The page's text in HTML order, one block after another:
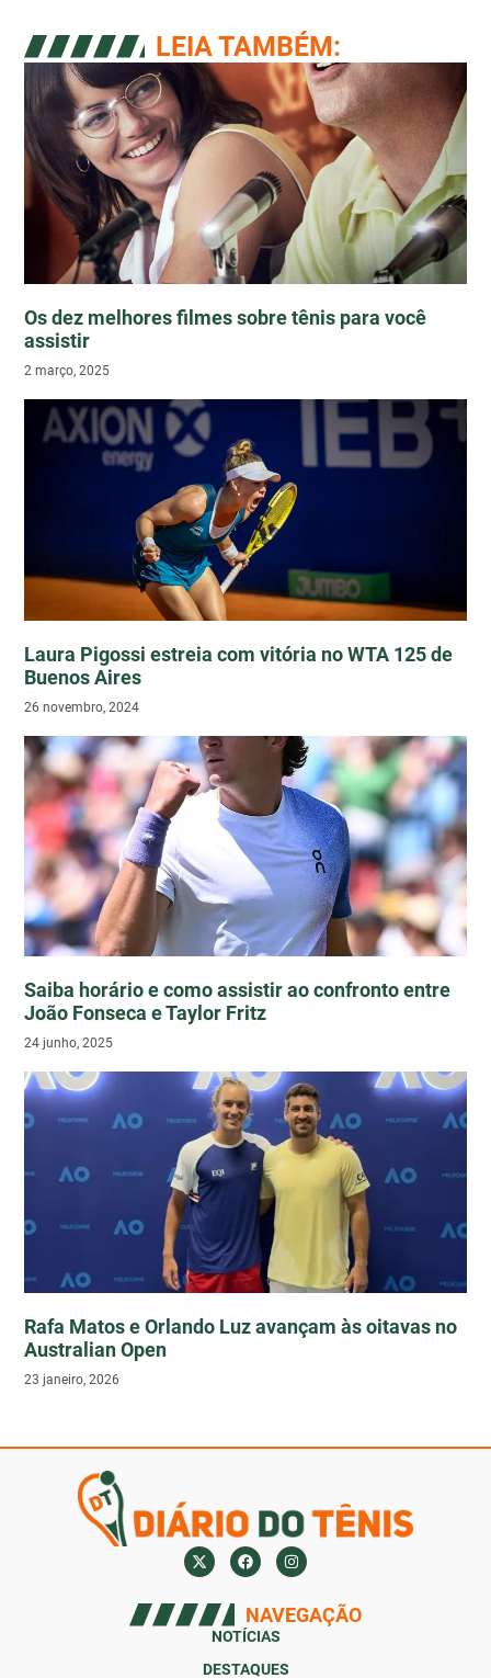
LEIA TAMBÉM:
Os dez melhores filmes sobre tênis para você
assistir
2 março, 2025
Laura Pigossi estreia com vitória no WTA 125 de
Buenos Aires
26 novembro, 2024
Saiba horário e como assistir ao confronto entre
João Fonseca e Taylor Fritz
24 junho, 2025
Rafa Matos e Orlando Luz avançam às oitavas no
Australian Open
23 janeiro, 2026
NAVEGAÇÃO
NOTÍCIAS
DESTAQUES